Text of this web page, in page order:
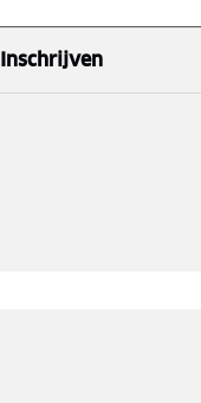
Inschrijven